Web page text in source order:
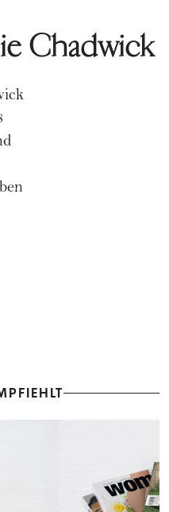
Chadwick